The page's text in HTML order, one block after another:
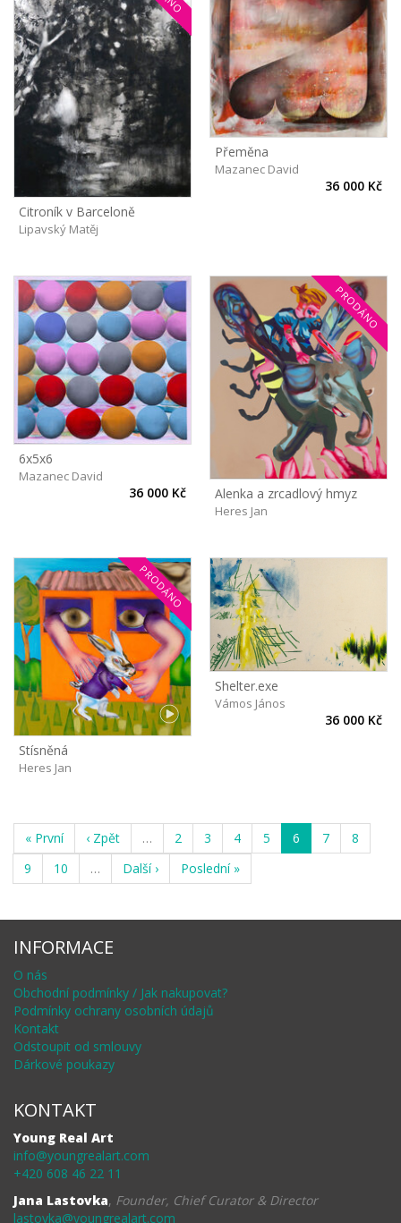
Citroník v Barceloně
Lipavský Matěj
Přeměna
Mazanec David
36 000 Kč
6x5x6
Mazanec David
36 000 Kč
PRODÁNO
Alenka a zrcadlový hmyz
Heres Jan
PRODÁNO
Stísněná
Heres Jan
Shelter.exe
Vámos János
36 000 Kč
« První ‹ Zpět … 2 3 4 5 6 7
8
9
10 … Další › Poslední »
INFORMACE
O nás
Obchodní podmínky / Jak nakupovat?
Podmínky ochrany osobních údajů
Kontakt
Odstoupit od smlouvy
Dárkové poukazy
KONTAKT
Young Real Art
info@youngrealart.com
+420 608 46 22 11
Jana Lastovka, Founder, Chief Curator & Director
lastovka@youngrealart.com